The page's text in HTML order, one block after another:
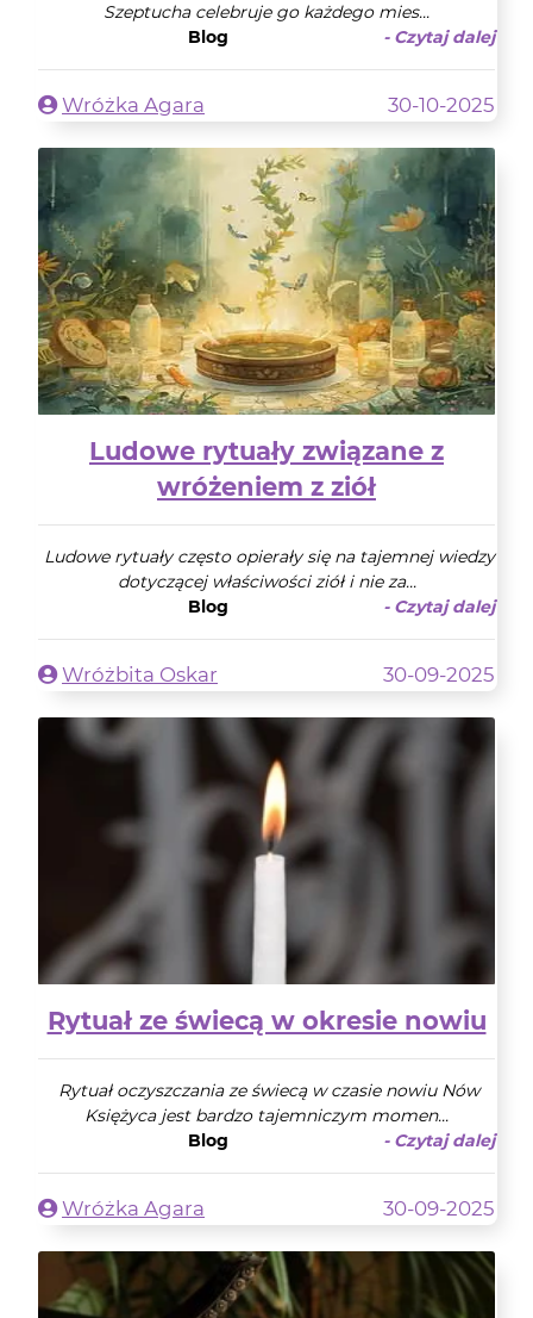
Szeptucha celebruje go każdego mies...
Blog
- Czytaj dalej
Wróżka Agara 30-10-2025
Ludowe rytuały związane z
wróżeniem z ziół
Ludowe rytuały często opierały się na tajemnej wiedzy
dotyczącej właściwości ziół i nie za...
Blog
- Czytaj dalej
Wróżbita Oskar 30-09-2025
Rytuał ze świecą w okresie nowiu
Rytuał oczyszczania ze świecą w czasie nowiu Nów
Księżyca jest bardzo tajemniczym momen...
Blog
- Czytaj dalej
Wróżka Agara 30-09-2025